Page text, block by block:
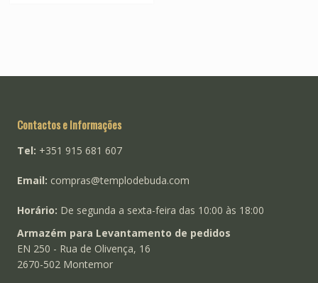
Contactos e Informações
Tel: +351 915 681 607
Email: compras@templodebuda.com
Horário: De segunda a sexta-feira das 10:00 às 18:00
Armazém para Levantamento de pedidos
EN 250 - Rua de Olivença, 16
2670-502 Montemor